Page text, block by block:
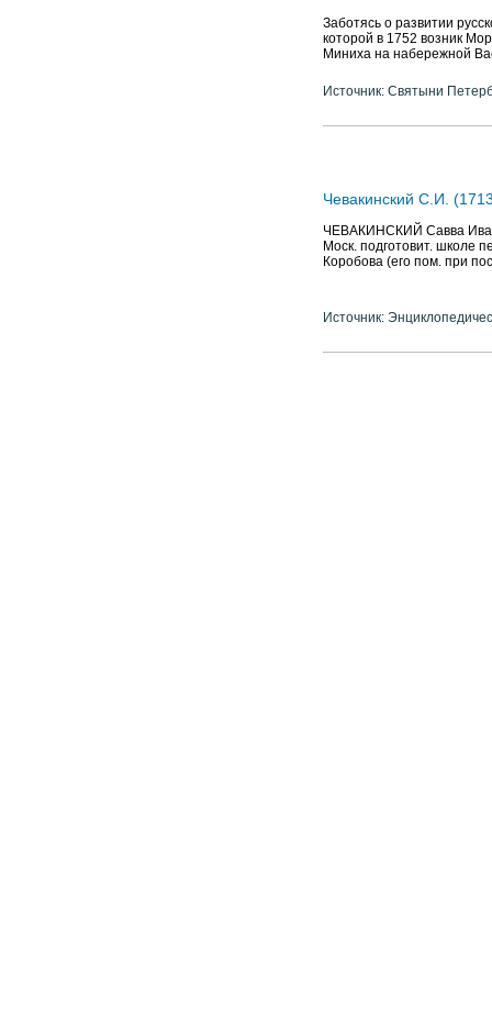
Заботясь о развитии
которой в 1752 возник
Миниха на набережной
Источник: Святыни
Чевакинский С.И.
ЧЕВАКИНСКИЙ Савва
Моск. подготовит. школе
Коробова (его пом. при
Источник: